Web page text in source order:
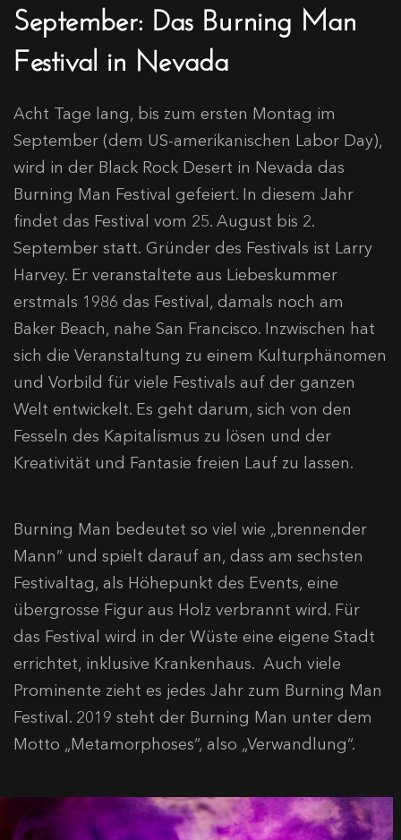
September: Das Burning Man
Festival in Nevada
Acht Tage lang, bis zum ersten Montag im
September (dem US-amerikanischen Labor Day),
wird in der Black Rock Desert in Nevada das
Burning Man Festival gefeiert. In diesem Jahr
findet das Festival vom 25. August bis 2.
September statt. Gründer des Festivals ist Larry
Harvey. Er veranstaltete aus Liebeskummer
erstmals 1986 das Festival, damals noch am
Baker Beach, nahe San Francisco. Inzwischen hat
sich die Veranstaltung zu einem Kulturphänomen
und Vorbild für viele Festivals auf der ganzen
Welt entwickelt. Es geht darum, sich von den
Fesseln des Kapitalismus zu lösen und der
Kreativität und Fantasie freien Lauf zu lassen.
Burning Man bedeutet so viel wie „brennender
Mann“ und spielt darauf an, dass am sechsten
Festivaltag, als Höhepunkt des Events, eine
übergrosse Figur aus Holz verbrannt wird. Für
das Festival wird in der Wüste eine eigene Stadt
errichtet, inklusive Krankenhaus. Auch viele
Prominente zieht es jedes Jahr zum Burning Man
Festival. 2019 steht der Burning Man unter dem
Motto „Metamorphoses“, also „Verwandlung“.